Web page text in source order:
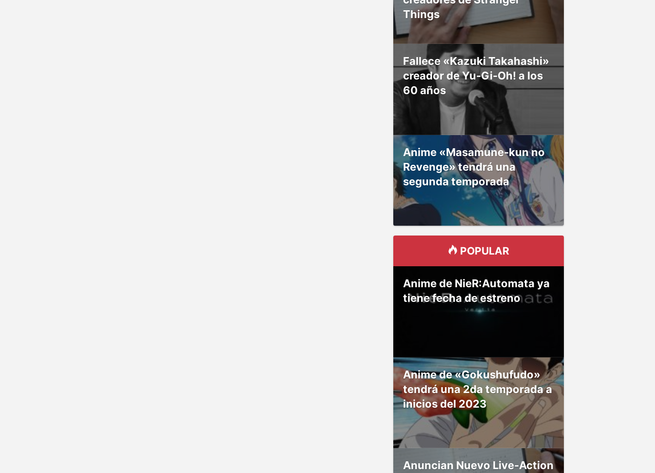
Things
Fallece «Kazuki Takahashi»
creador de Yu-Gi-Oh! a los
60 años
Anime «Masamune-kun no
Revenge» tendrá una
segunda temporada
POPULAR
Anime de NieR:Automata ya
tiene fecha de estreno
Anime de «Gokushufudo»
tendrá una 2da temporada a
inicios del 2023
Anuncian Nuevo Live-Action